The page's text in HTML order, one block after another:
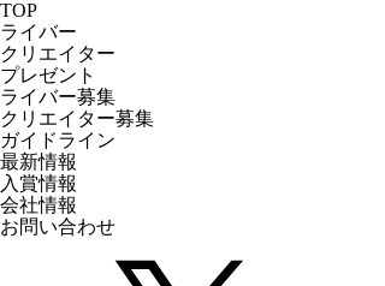
TOP
ライバー
クリエイター
プレゼント
ライバー募集
クリエイター募集
ガイドライン
最新情報
入賞情報
会社情報
お問い合わせ